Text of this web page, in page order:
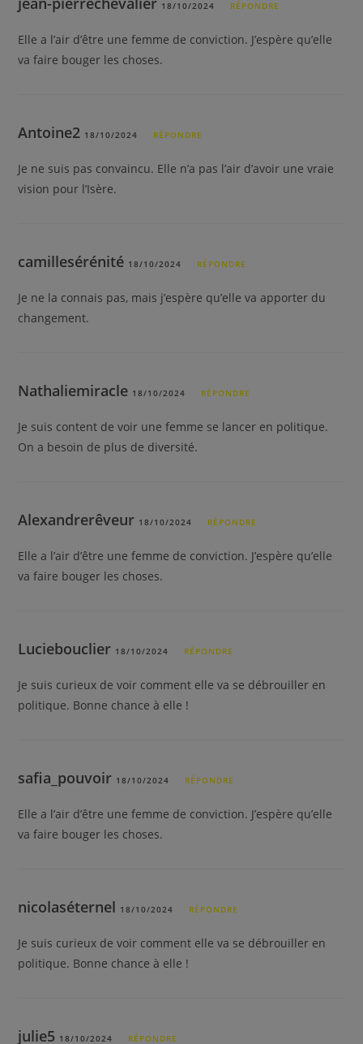
18/10/2024 RÉPONDRE
Elle a l’air d’être une femme de conviction. J’espère qu’elle
va faire bouger les choses.
Antoine2 18/10/2024 RÉPONDRE
Je ne suis pas convaincu. Elle n’a pas l’air d’avoir une vraie
vision pour l’Isère.
camillesérénité 18/10/2024 RÉPONDRE
Je ne la connais pas, mais j’espère qu’elle va apporter du
changement.
Nathaliemiracle 18/10/2024 RÉPONDRE
Je suis content de voir une femme se lancer en politique.
On a besoin de plus de diversité.
Alexandrerêveur 18/10/2024 RÉPONDRE
Elle a l’air d’être une femme de conviction. J’espère qu’elle
va faire bouger les choses.
Luciebouclier 18/10/2024 RÉPONDRE
Je suis curieux de voir comment elle va se débrouiller en
politique. Bonne chance à elle !
safia_pouvoir 18/10/2024 RÉPONDRE
Elle a l’air d’être une femme de conviction. J’espère qu’elle
va faire bouger les choses.
nicolaséternel 18/10/2024 RÉPONDRE
Je suis curieux de voir comment elle va se débrouiller en
politique. Bonne chance à elle !
julie5 18/10/2024 RÉPONDRE